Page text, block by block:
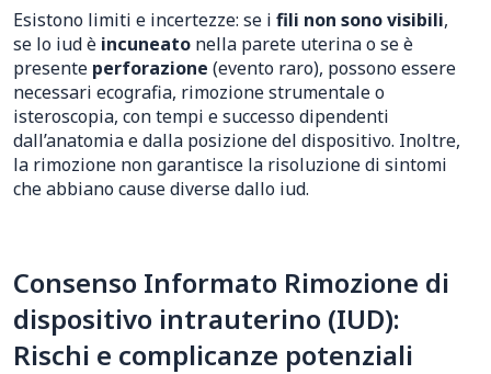
Esistono limiti e incertezze: se i fili non sono visibili,
se lo iud è incuneato nella parete uterina o se è
presente perforazione (evento raro), possono essere
necessari ecografia, rimozione strumentale o
isteroscopia, con tempi e successo dipendenti
dall’anatomia e dalla posizione del dispositivo. Inoltre,
la rimozione non garantisce la risoluzione di sintomi
che abbiano cause diverse dallo iud.
Consenso Informato Rimozione di
dispositivo intrauterino (IUD):
Rischi e complicanze potenziali